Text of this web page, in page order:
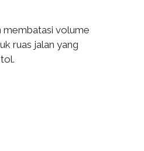
membatasi volume
ruas jalan yang